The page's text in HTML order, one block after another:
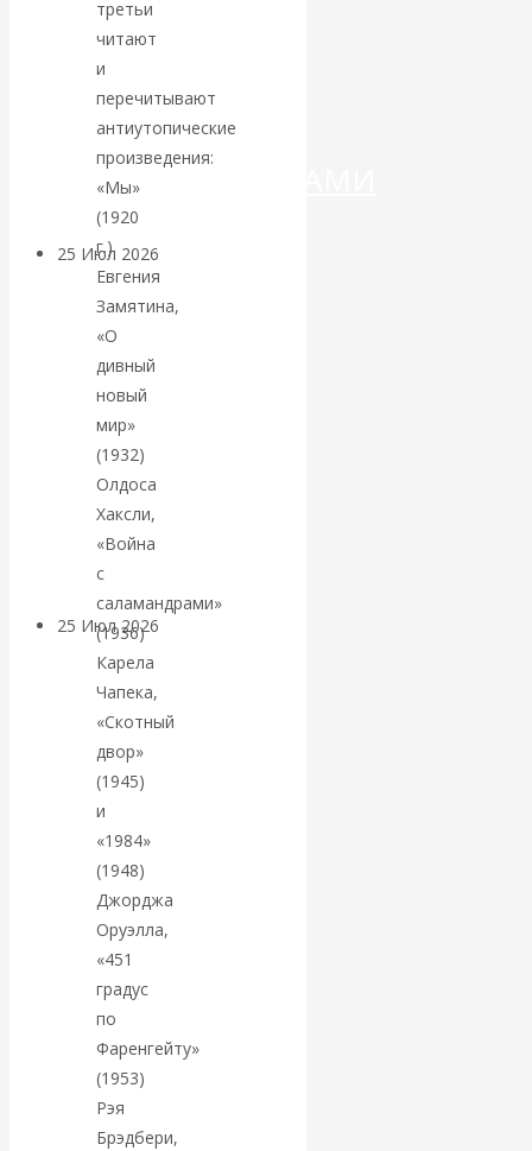
ДЕНЕГ»: КИТАЙ
ВЕДЁТ БОРЬБУ
КРИПТОВАЛЮТАМИ
25 Июл 2026
Валентин
КАтасонов.
Может ли
Америка
покинуть НАТО?
25 Июл 2026
интервью и беседы
«Об этом
молчат»:
экономист
Валентин
Катасонов
считает, что
кризис в
банковской
третьи
читают
и
перечитывают
антиутопические
произведения:
«Мы»
(1920
г.)
Евгения
Замятина,
«О
дивный
новый
мир»
(1932)
Олдоса
Хаксли,
«Война
с
саламандрами»
(1936)
Карела
Чапека,
«Скотный
двор»
(1945)
и
«1984»
(1948)
Джорджа
Оруэлла,
«451
градус
по
Фаренгейту»
(1953)
Рэя
Брэдбери,